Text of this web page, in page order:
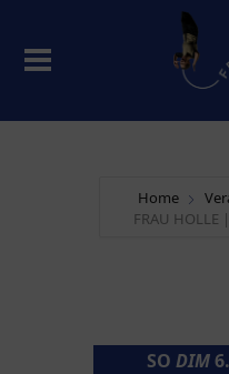
Home
FRAU HOLLE
SO DIM